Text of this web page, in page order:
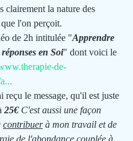
clairement la nature des
l'on perçoit.
de 2h intitulée "Apprendre
en Soi" dont voici le
de-
reçu le message, qu'il est juste
25€ C'est aussi une façon
contribuer à mon travail et de